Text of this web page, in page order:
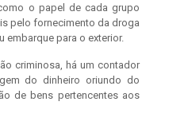
o papel de cada grupo
pelo fornecimento da droga
embarque para o exterior.
criminosa, há um contador
do dinheiro oriundo do
de bens pertencentes aos